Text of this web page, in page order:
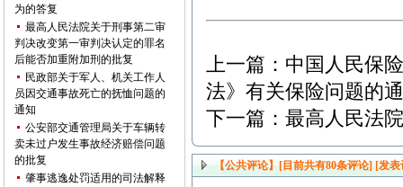
为的答复
最高人民法院关于刑事第二审
判决改变第一审判决认定的罪名
后能否加重附加刑的批复
民政部关于军人、机关工作人
员因交通事故死亡的抚恤问题的
通知
公安部交通管理局关于车辆转
卖未过户发生事故经济赔偿问题
的批复
肇事逃逸处罚适用的司法解释
上一篇： 中国人民保
法》有关保险问题的
下一篇： 最高人民法
【公共评论】[目前共有80条评论] [发